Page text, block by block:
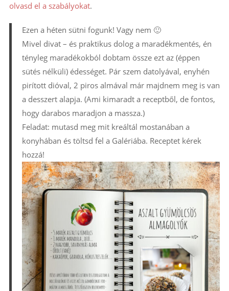
olvasd el a szabályokat.
Ezen a héten sütni fogunk! Vagy nem 🙂
Mivel divat – és praktikus dolog a maradékmentés, én
tényleg maradékokból dobtam össze ezt az (éppen
sütés nélküli) édességet. Pár szem datolyával, enyhén
pirított dióval, 2 piros almával már majdnem meg is van
a desszert alapja. (Ami kimaradt a receptből, de fontos,
hogy darabos maradjon a massza.)
Feladat: mutasd meg mit kreáltál mostanában a
konyhában és töltsd fel a Galériába. Receptet kérek
hozzá!